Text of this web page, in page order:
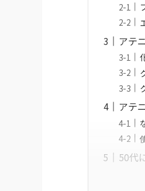
アテ
アテ
50代